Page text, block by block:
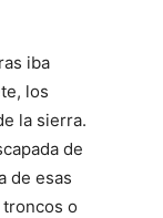
iba
los
la sierra.
de
de esas
o